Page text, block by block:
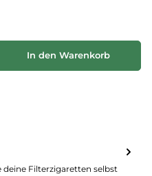
ein oder benutze die Schaltflächen
In den Warenkorb
deine Filterzigaretten selbst